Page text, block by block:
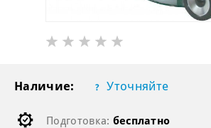
Наличие: Уточняйте
Подготовка: бесплатно